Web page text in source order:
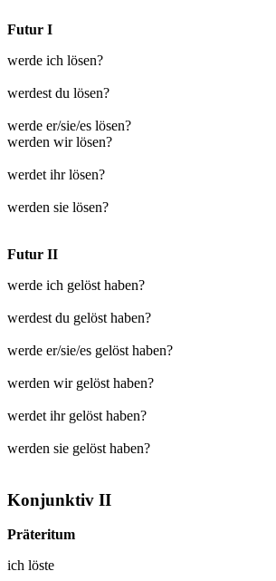
Futur I
werde ich lösen?
werdest du lösen?
werde er/sie/es lösen?
werden wir lösen?
werdet ihr lösen?
werden sie lösen?
Futur II
werde ich gelöst haben?
werdest du gelöst haben?
werde er/sie/es gelöst haben?
werden wir gelöst haben?
werdet ihr gelöst haben?
werden sie gelöst haben?
Konjunktiv II
Präteritum
ich löste